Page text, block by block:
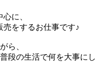
に、
売をするお仕事です♪
ら、
段の生活で何を大事にし